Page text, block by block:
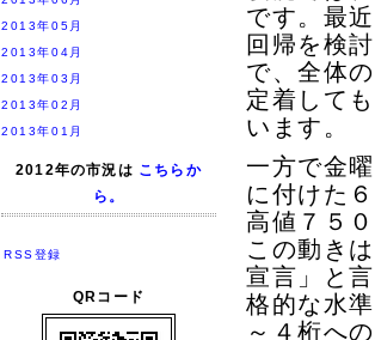
です。最
回帰を検
で、全体
定着して
います。
一方で金
に付けた
高値７５
この動き
宣言」と
格的な水
～４桁へ
2013年05月
2013年04月
2013年03月
2013年02月
2013年01月
2012年の市況は こちらか
ら。
RSS登録
QRコード